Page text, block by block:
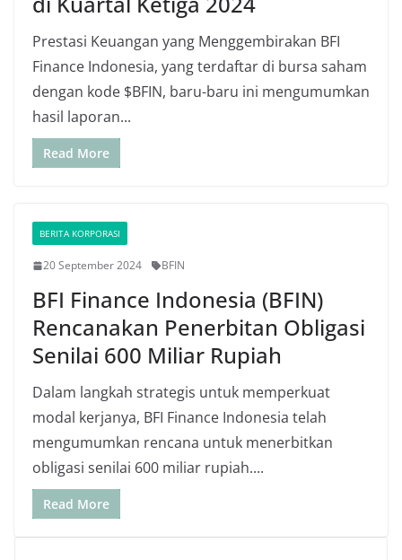
Prestasi Keuangan yang Menggembirakan BFI
Finance Indonesia, yang terdaftar di bursa saham
dengan kode $BFIN, baru-baru ini mengumumkan
hasil laporan...
Read More
BERITA KORPORASI
20 September 2024 BFIN
BFI Finance Indonesia (BFIN)
Rencanakan Penerbitan Obligasi
Senilai 600 Miliar Rupiah
Dalam langkah strategis untuk memperkuat
modal kerjanya, BFI Finance Indonesia telah
mengumumkan rencana untuk menerbitkan
obligasi senilai 600 miliar rupiah....
Read More